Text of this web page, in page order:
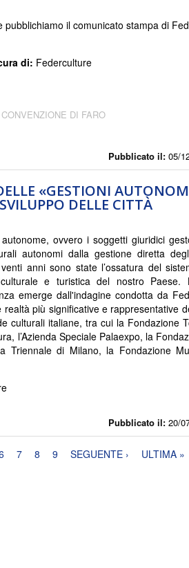
Pubblicato il: 05/
pubblichiamo il comunicato stampa di
di: Federculture
CONVENZIONE DI FARO
«GESTIONI
DELLE CITTÀ
Pubblicato il: 20/
ovvero i soggetti giuridici
autonomi dalla gestione diretta
anni sono state l’ossatura del
culturale e turistica del nostro Paese.
emerge dall'indagine condotta da
realtà più significative e rappresentative
culturali italiane, tra cui la Fondazione
l’Azienda Speciale Palaexpo, la
Triennale di Milano, la Fondazione
7 8 9 SEGUENTE › ULTIMA »